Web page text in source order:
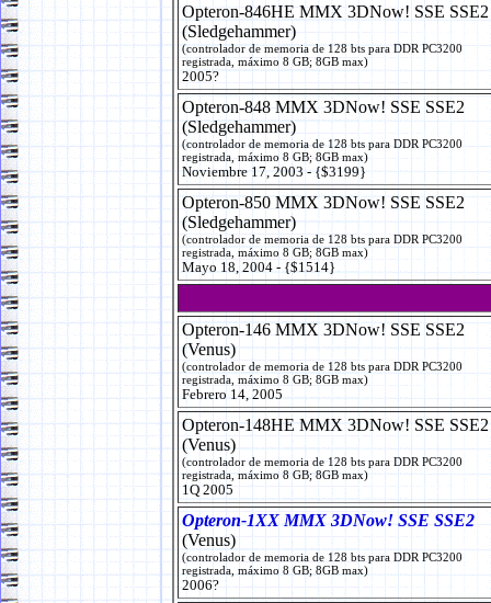
Opteron-846HE MMX 3DNow! SSE SSE2
(Sledgehammer)
(controlador de memoria de 128 bts para DDR PC3200
registrada, máximo 8 GB; 8GB max)
2005?
Opteron-848 MMX 3DNow! SSE SSE2
(Sledgehammer)
(controlador de memoria de 128 bts para DDR PC3200
registrada, máximo 8 GB; 8GB max)
Noviembre 17, 2003 - {$3199}
Opteron-850 MMX 3DNow! SSE SSE2
(Sledgehammer)
(controlador de memoria de 128 bts para DDR PC3200
registrada, máximo 8 GB; 8GB max)
Mayo 18, 2004 - {$1514}
Opteron-146 MMX 3DNow! SSE SSE2
(Venus)
(controlador de memoria de 128 bts para DDR PC3200
registrada, máximo 8 GB; 8GB max)
Febrero 14, 2005
Opteron-148HE MMX 3DNow! SSE SSE2
(Venus)
(controlador de memoria de 128 bts para DDR PC3200
registrada, máximo 8 GB; 8GB max)
1Q 2005
Opteron-1XX MMX 3DNow! SSE SSE2
(Venus)
(controlador de memoria de 128 bts para DDR PC3200
registrada, máximo 8 GB; 8GB max)
2006?